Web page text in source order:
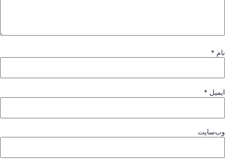
نام *
ایمیل *
وب‌سایت